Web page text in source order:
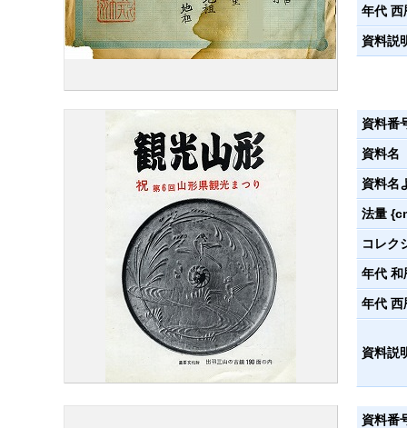
年代 西
資料説
資料番
資料名
資料名
法量
コレク
年代 和
年代 西
資料説
資料番